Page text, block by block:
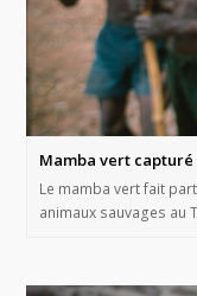
Mamba vert
Le mamba vert fait
animaux sauvages au